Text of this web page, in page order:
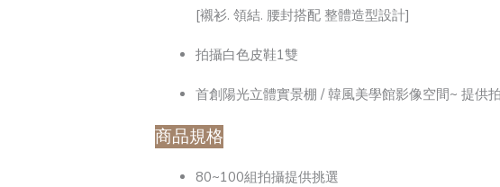
[襯衫. 領結. 腰封搭配 整體造型設計]
拍攝白色皮鞋1雙
首創陽光立體實景棚 / 韓風美學館影像空間~ 提供
商品規格
80~100組拍攝提供挑選